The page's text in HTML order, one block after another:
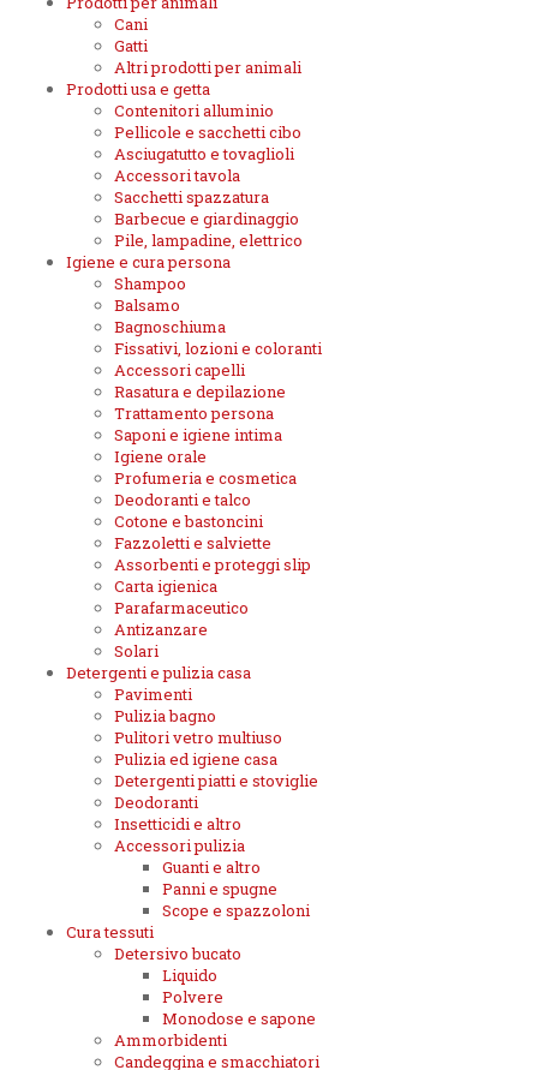
Cani
Gatti
Altri prodotti per animali
Prodotti usa e getta
Contenitori alluminio
Pellicole e sacchetti cibo
Asciugatutto e tovaglioli
Accessori tavola
Sacchetti spazzatura
Barbecue e giardinaggio
Pile, lampadine, elettrico
Igiene e cura persona
Shampoo
Balsamo
Bagnoschiuma
Fissativi, lozioni e coloranti
Accessori capelli
Rasatura e depilazione
Trattamento persona
Saponi e igiene intima
Igiene orale
Profumeria e cosmetica
Deodoranti e talco
Cotone e bastoncini
Fazzoletti e salviette
Assorbenti e proteggi slip
Carta igienica
Parafarmaceutico
Antizanzare
Solari
Detergenti e pulizia casa
Pavimenti
Pulizia bagno
Pulitori vetro multiuso
Pulizia ed igiene casa
Detergenti piatti e stoviglie
Deodoranti
Insetticidi e altro
Accessori pulizia
Guanti e altro
Panni e spugne
Scope e spazzoloni
Cura tessuti
Detersivo bucato
Liquido
Polvere
Monodose e sapone
Ammorbidenti
Candeggina e smacchiatori